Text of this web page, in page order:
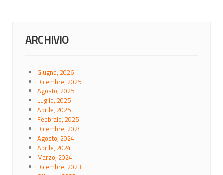
ARCHIVIO
Giugno, 2026
Dicembre, 2025
Agosto, 2025
Luglio, 2025
Aprile, 2025
Febbraio, 2025
Dicembre, 2024
Agosto, 2024
Aprile, 2024
Marzo, 2024
Dicembre, 2023